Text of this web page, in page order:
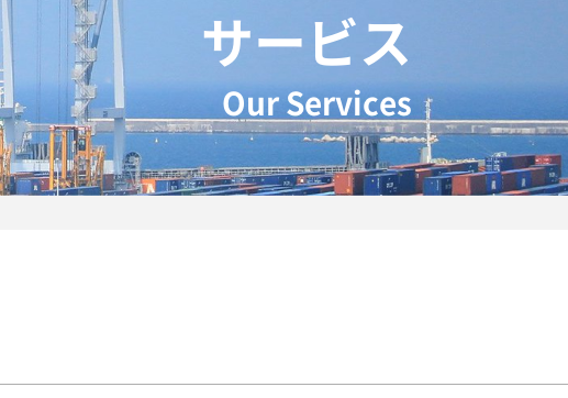
サービス
Our Services